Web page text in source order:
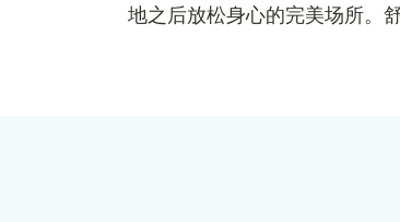
地之后放松身心的完美场所。